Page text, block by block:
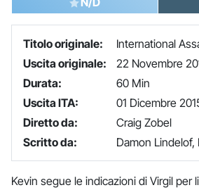
Titolo originale:
International
Uscita originale:
22 Novembre
Durata:
60 Min
Uscita ITA:
01 Dicembre
Diretto da:
Craig Zobel
Scritto da:
Damon Lindelof,
Kevin segue le indicazioni di Virgil per